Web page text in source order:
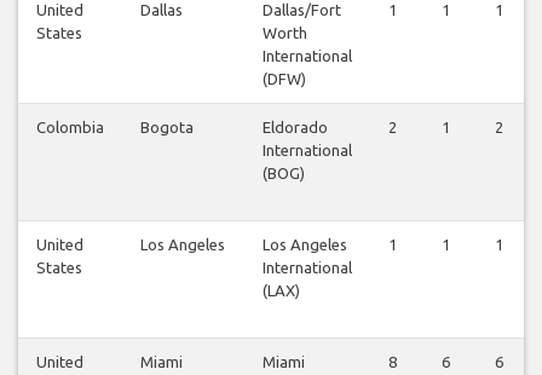
United
States
Dallas
Dallas/Fort
Worth
International
(DFW)
1 1 1
Colombia Bogota
Eldorado
International
(BOG)
2 1 2
United
States
Los Angeles
Los Angeles
International
(LAX)
1 1 1
United
Miami
Miami
8 6 6